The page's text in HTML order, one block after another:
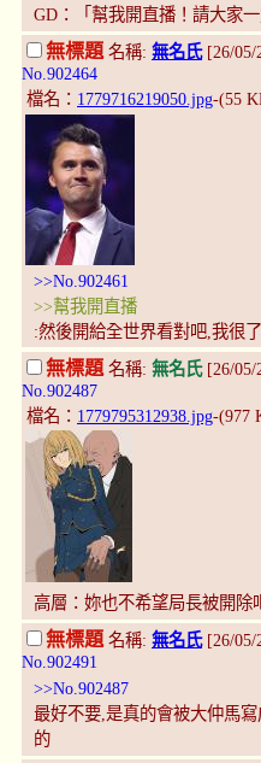
GD：「幫我開直播！請大家
無標題名稱: 無名氏[26/05/
No.902464
檔名： 1779716219050.jpg-(55
>>No.902461
>>幫我開直播
:然後開給全世界看對吧,我很
無標題 名稱: 無名氏[26/05/
No.902487
檔名： 1779795312938.jpg-(977
高層：妳也不希望局長被開除
無標題 名稱: 無名氏[26/05/
No.902491
>>No.902487
最好不要,是真的會被大仲馬
的